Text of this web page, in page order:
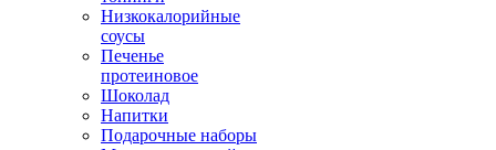
Низкокалорийные
соусы
Печенье
протеиновое
Шоколад
Напитки
Подарочные наборы